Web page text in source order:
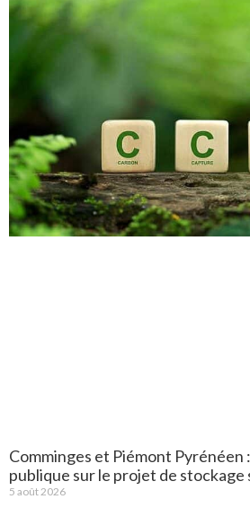
Comminges et Piémont Pyrénéen
publique sur le projet de
5 août 2026